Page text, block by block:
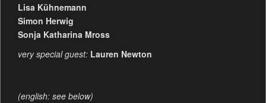
Lisa Kühnemann
Simon Herwig
Sonja Katharina Mross
very special guest: Lauren Newton
(english: see below)